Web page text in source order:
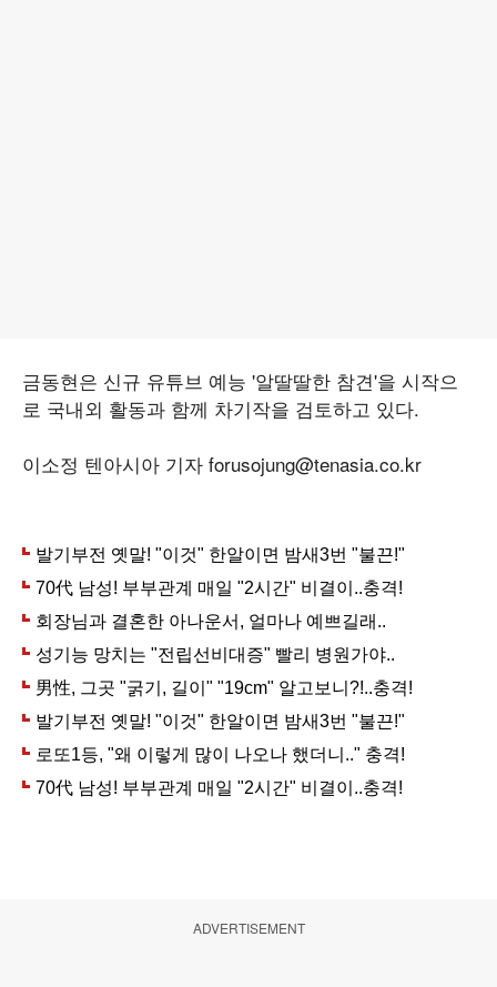
금동현은 신규 유튜브 예능 '알딸딸한 참견'을 시작으
로 국내외 활동과 함께 차기작을 검토하고 있다.
이소정 텐아시아 기자 forusojung@tenasia.co.kr
ADVERTISEMENT